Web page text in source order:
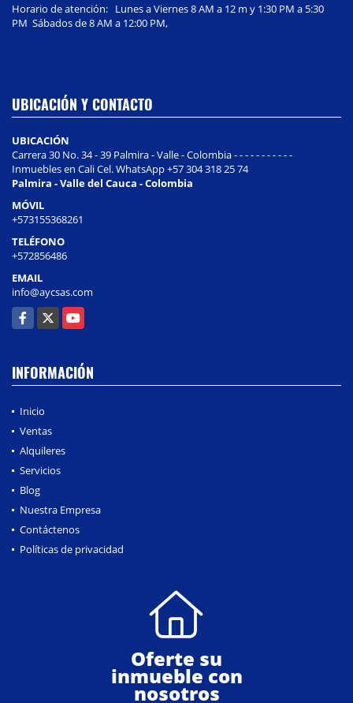
Horario de atención: Lunes a Viernes 8 AM a 12 m y 1:30 PM a 5:30
PM Sábados de 8 AM a 12:00 PM,
UBICACIÓN Y CONTACTO
UBICACIÓN
Carrera 30 No. 34 - 39 Palmira - Valle - Colombia - - - - - - - - - - -
Inmuebles en Cali Cel. WhatsApp +57 304 318 25 74
Palmira - Valle del Cauca - Colombia
MÓVIL
+573155368261
TELÉFONO
+572856486
EMAIL
info@aycsas.com
Facebook
X YouTube
INFORMACIÓN
Inicio
Ventas
Alquileres
Servicios
Blog
Nuestra Empresa
Contáctenos
Políticas de privacidad
Oferte su
inmueble con
nosotros